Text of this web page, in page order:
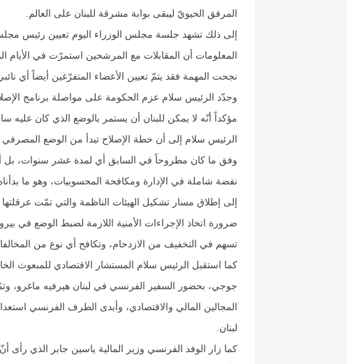
المرفق الحيويّ ليبقى بوابة مشرقة للبنان على العالم.
إلى ذلك تشهد جلسة مجلس الوزراء اليوم تعيين رئيس مجلس
المعلومات أن المقابلات مع المرشحين استمرّت في الأيام
نجحت المهمة فقد يتمّ تعيين الأعضاء المتفرّغين أيضاً أي
وجدّد الرئيس سلام عزم الحكومة على مواصلة برنامج
مؤكداً أنّه لا يمكن للبنان أن يستمر بالوضع الذي كان عليه
الرئيس سلام إلى أن خطة الإصلاح تبدأ من الوضع
وفق ما كان مطروحاً في السابق أي لمدة عشر سنوات،
نفضة شاملة في الإدارة ومكافحة المحسوبيات، وهو ما بدأناه
إلى إطلاق مسار تشكيل الهيئات الناظمة والتي تمّت
ضرورة اتخاذ الإجراءات الأمنية اللازمة لضبط الوضع في
تسهم في التخفيف من الازدحام، وتكافح أي نوع من
كما استقبل الرئيس سلام المستشار الاقتصادي للمبعوث
جوجي، بحضور السفير الفرنسي في لبنان هيرفيه ماغرو،
المجالين المالي والاقتصادي، وأبدى الطرف الفرنسي
لبنان.
كما زار الوفد الفرنسي وزير المالية ياسين جابر الذي